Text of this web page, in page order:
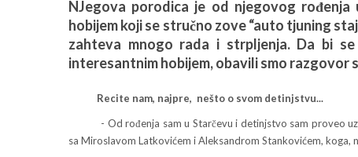
NJegova porodica je od njegovog rođenja
hobijem koji se stručno zove “auto tjuning
zahteva mnogo rada i strpljenja. Da bi se
interesantnim hobijem, obavili smo razgovor
Recite nam, najpre, nešto o svom detinjstvu...
- Od rođenja sam u Starčevu i detinjstvo sam proveo uz
sa Miroslavom Latkovićem i Aleksandrom Stankovićem, koga,